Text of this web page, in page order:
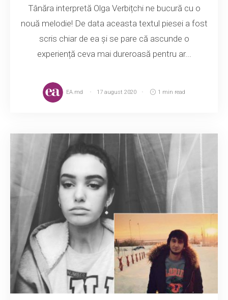
Tânăra interpretă Olga Verbițchi ne bucură cu o
nouă melodie! De data aceasta textul piesei a fost
scris chiar de ea și se pare că ascunde o
experiență ceva mai dureroasă pentru ar...
EA.md 17 august 2020 1 min read